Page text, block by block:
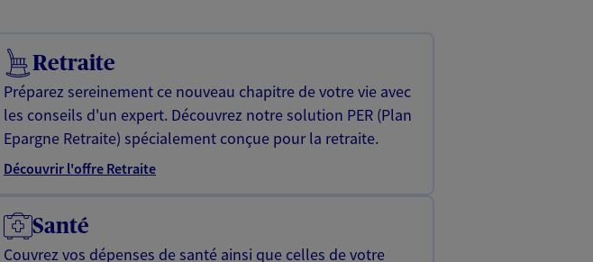
Retraite
Préparez sereinement ce nouveau chapitre de votre vie avec
les conseils d'un expert. Découvrez notre solution PER (Plan
Epargne Retraite) spécialement conçue pour la retraite.
Découvrir l'offre Retraite
Santé
Couvrez vos dépenses de santé ainsi que celles de votre